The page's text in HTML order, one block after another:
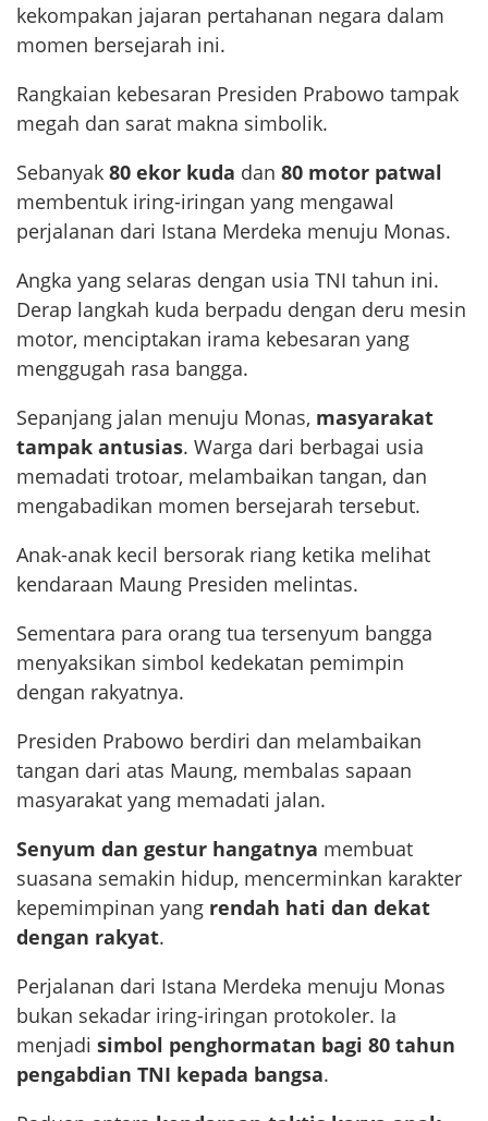
kekompakan jajaran pertahanan negara dalam
momen bersejarah ini.
Rangkaian kebesaran Presiden Prabowo tampak
megah dan sarat makna simbolik.
Sebanyak 80 ekor kuda dan 80 motor patwal
membentuk iring-iringan yang mengawal
perjalanan dari Istana Merdeka menuju Monas.
Angka yang selaras dengan usia TNI tahun ini.
Derap langkah kuda berpadu dengan deru mesin
motor, menciptakan irama kebesaran yang
menggugah rasa bangga.
Sepanjang jalan menuju Monas, masyarakat
tampak antusias. Warga dari berbagai usia
memadati trotoar, melambaikan tangan, dan
mengabadikan momen bersejarah tersebut.
Anak-anak kecil bersorak riang ketika melihat
kendaraan Maung Presiden melintas.
Sementara para orang tua tersenyum bangga
menyaksikan simbol kedekatan pemimpin
dengan rakyatnya.
Presiden Prabowo berdiri dan melambaikan
tangan dari atas Maung, membalas sapaan
masyarakat yang memadati jalan.
Senyum dan gestur hangatnya membuat
suasana semakin hidup, mencerminkan karakter
kepemimpinan yang rendah hati dan dekat
dengan rakyat.
Perjalanan dari Istana Merdeka menuju Monas
bukan sekadar iring-iringan protokoler. Ia
menjadi simbol penghormatan bagi 80 tahun
pengabdian TNI kepada bangsa.